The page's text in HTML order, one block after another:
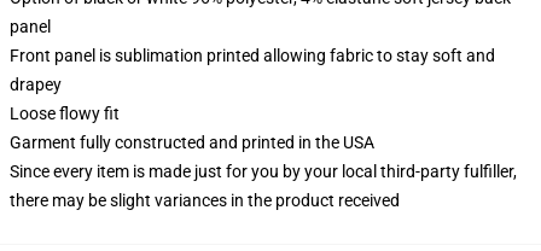
panel
Front panel is sublimation printed allowing fabric to stay soft and
drapey
Loose flowy fit
Garment fully constructed and printed in the USA
Since every item is made just for you by your local third-party fulfiller,
there may be slight variances in the product received